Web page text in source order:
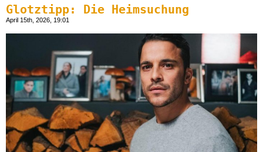
Glotztipp: Die Heimsuchung
April 15th, 2026, 19:01